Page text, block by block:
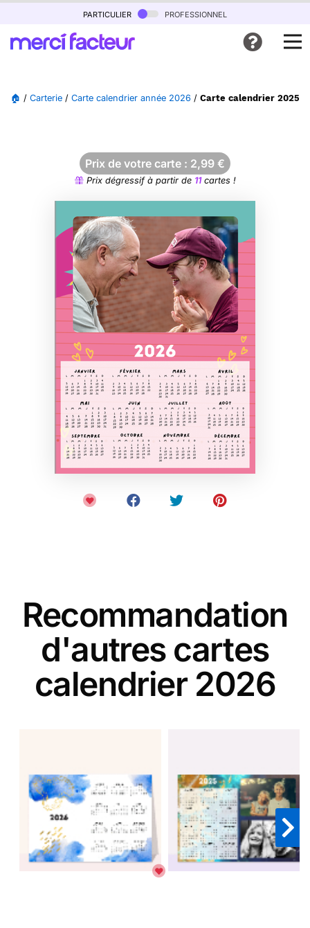
particulier professionnel
🏠 / Carterie / Carte calendrier année 2026 / Carte calendrier 2025
Prix de votre carte : 2,99 €
Prix dégressif à partir de 11cartes !
Recommandation
d'autres cartes
calendrier 2026